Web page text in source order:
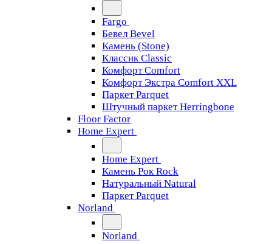
Fargo
Бевел Bevel
Камень (Stone)
Классик Classic
Комфорт Comfort
Комфорт Экстра Comfort XXL
Паркет Parquet
Штучный паркет Herringbone
Floor Factor
Home Expert
Home Expert
Камень Рок Rock
Натуральный Natural
Паркет Parquet
Norland
Norland